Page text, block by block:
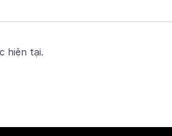
hiện tại.